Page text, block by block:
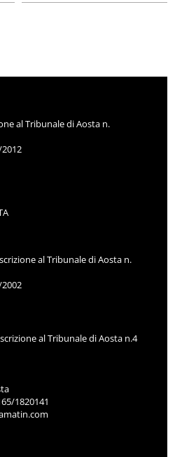
al Tribunale di Aosta n.
al Tribunale di Aosta n.
al Tribunale di Aosta n.4
1820141